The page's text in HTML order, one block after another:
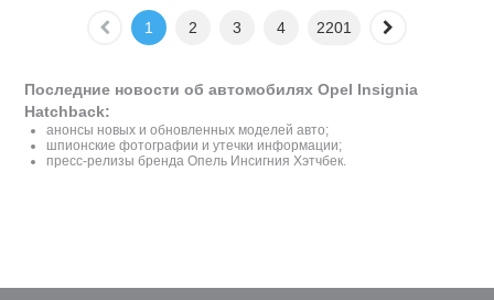
1 2 3 4 2201
Последние новости об автомобилях Opel Insignia
Hatchback:
анонсы новых и обновленных моделей авто;
шпионские фотографии и утечки информации;
пресс-релизы бренда Опель Инсигния Хэтчбек.